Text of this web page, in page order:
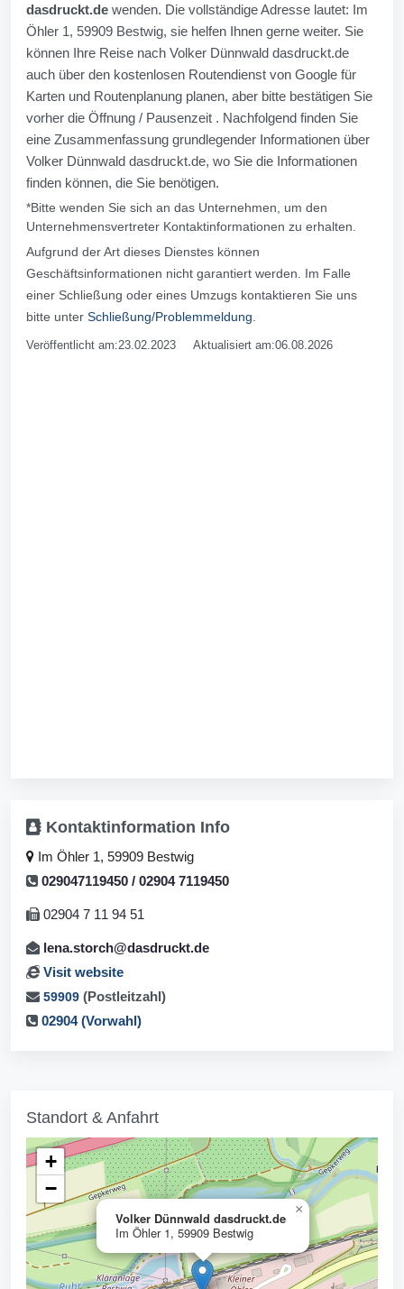
dasdruckt.de wenden. Die vollständige Adresse lautet: Im
Öhler 1, 59909 Bestwig, sie helfen Ihnen gerne weiter. Sie
können Ihre Reise nach Volker Dünnwald dasdruckt.de
auch über den kostenlosen Routendienst von Google für
Karten und Routenplanung planen, aber bitte bestätigen Sie
vorher die Öffnung / Pausenzeit . Nachfolgend finden Sie
eine Zusammenfassung grundlegender Informationen über
Volker Dünnwald dasdruckt.de, wo Sie die Informationen
finden können, die Sie benötigen.
*Bitte wenden Sie sich an das Unternehmen, um den
Unternehmensvertreter Kontaktinformationen zu erhalten.
Aufgrund der Art dieses Dienstes können
Geschäftsinformationen nicht garantiert werden. Im Falle
einer Schließung oder eines Umzugs kontaktieren Sie uns
bitte unter Schließung/Problemmeldung
Veröffentlicht am:23.02.2023 Aktualisiert am:06.08.2026
Kontaktinformation Info
Im Öhler 1, 59909 Bestwig
029047119450 / 02904 7119450
02904 7 11 94 51
lena.storch@dasdruckt.de
Visit website
59909 (Postleitzahl)
02904 (Vorwahl)
Standort & Anfahrt
Volker Dünnwald dasdruckt.de
Im Öhler 1, 59909 Bestwig
×
+
−